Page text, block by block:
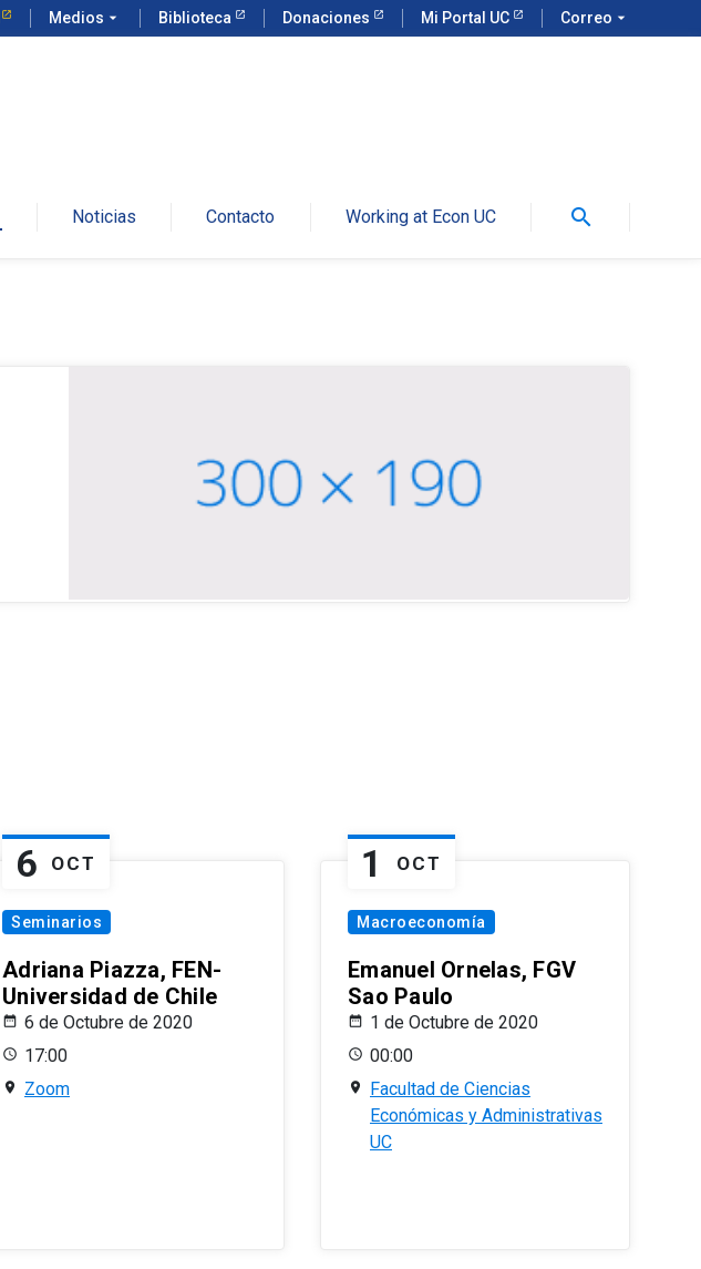
Medios arrow_drop_down Biblioteca Donaciones Mi Portal UC Correo arrow_drop_down
Noticias Contacto Working at Econ UC search
6 OCT
Seminarios
Adriana Piazza, FEN-
Universidad de Chile
6 de Octubre de 2020
17:00
Zoom
1 OCT
Macroeconomía
Emanuel Ornelas, FGV
Sao Paulo
1 de Octubre de 2020
00:00
Facultad de Ciencias
Económicas y Administrativas
UC